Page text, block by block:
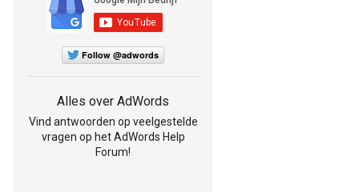
Follow @adwords
Alles over AdWords
Vind antwoorden op veelgestelde
vragen op het AdWords Help
Forum!